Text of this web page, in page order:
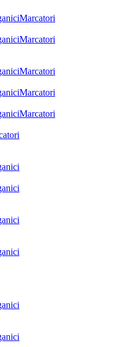
Marcatori
Marcatori
Marcatori
Marcatori
Marcatori